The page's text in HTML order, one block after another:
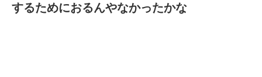
するためにおるんやなかったかな